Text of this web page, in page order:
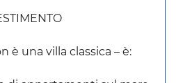
è una villa classica – è: